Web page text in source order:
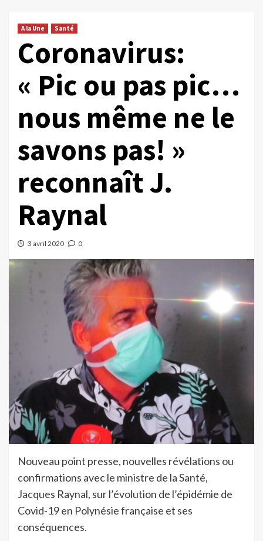
A la Une Santé
Coronavirus:
« Pic ou pas pic…
nous même ne le
savons pas! »
reconnaît J.
Raynal
3 avril 2020 0
Nouveau point presse, nouvelles révélations ou
confirmations avec le ministre de la Santé,
Jacques Raynal, sur l’évolution de l’épidémie de
Covid-19 en Polynésie française et ses
conséquences.